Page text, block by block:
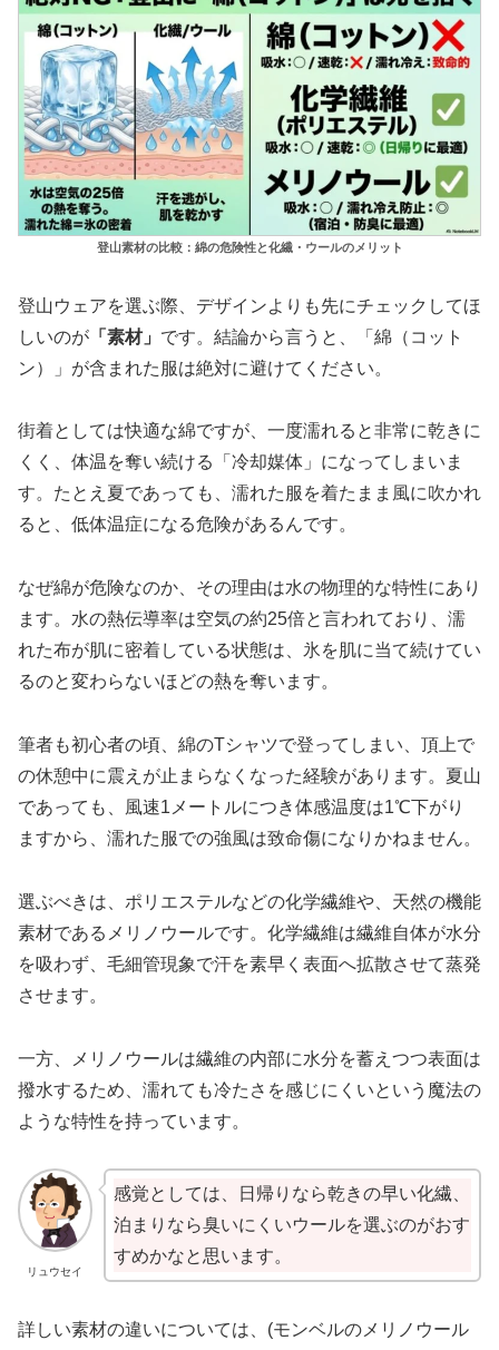
登山素材の比較：綿の危険性と化繊・ウールのメリット
登山ウェアを選ぶ際、デザインよりも先にチェックしてほ
しいのが 「素材」 です。結論から言うと、
「綿（コット
ン）」が含まれた服は絶対に避けてください。
街着としては快適な綿ですが、一度濡れると非常に乾きに
くく、体温を奪い続ける「冷却媒体」になってしまいま
す。たとえ夏であっても、濡れた服を着たまま風に吹かれ
ると、低体温症になる危険があるんです。
なぜ綿が危険なのか、その理由は水の物理的な特性にあり
ます。水の熱伝導率は空気の約25倍と言われており、濡
れた布が肌に密着している状態は、氷を肌に当て続けてい
るのと変わらないほどの熱を奪います。
筆者も初心者の頃、綿のTシャツで登ってしまい、頂上で
の休憩中に震えが止まらなくなった経験があります。夏山
であっても、風速1メートルにつき体感温度は1℃下がり
ますから、濡れた服での強風は致命傷になりかねません。
選ぶべきは、ポリエステルなどの化学繊維や、天然の機能
素材であるメリノウールです。化学繊維は繊維自体が水分
を吸わず、毛細管現象で汗を素早く表面へ拡散させて蒸発
させます。
一方、メリノウールは繊維の内部に水分を蓄えつつ表面は
撥水するため、濡れても冷たさを感じにくいという魔法の
ような特性を持っています。
リュウセイ
感覚としては、日帰りなら乾きの早い化繊、
泊まりなら臭いにくいウールを選ぶのがおす
すめかなと思います。
詳しい素材の違いについては、(モンベルのメリノウール